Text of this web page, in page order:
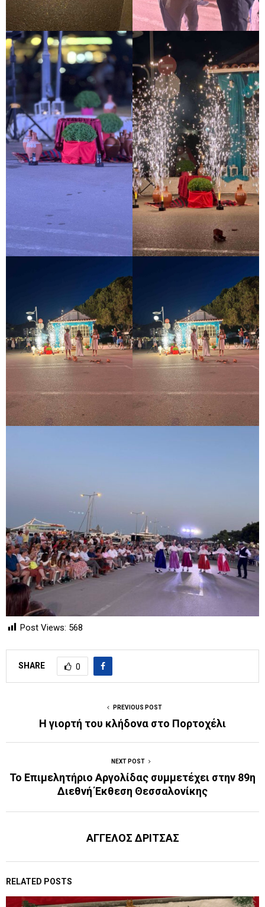
Post Views: 568
SHARE 0
PREVIOUS POST
Η γιορτή του κλήδονα στο Πορτοχέλι
NEXT POST
Το Επιμελητήριο Αργολίδας συμμετέχει στην 89η
Διεθνή Έκθεση Θεσσαλονίκης
ΑΓΓΕΛΟΣ ΔΡΙΤΣΑΣ
RELATED POSTS